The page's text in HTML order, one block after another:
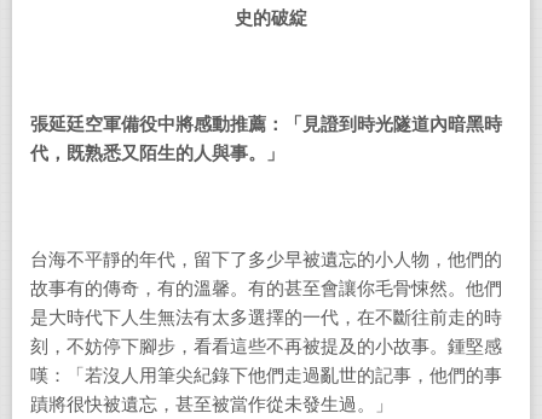
史的破綻
張延廷空軍備役中將感動推薦：「見證到時光隧道內暗黑時
代，既熟悉又陌生的人與事。」
台海不平靜的年代，留下了多少早被遺忘的小人物，他們的
故事有的傳奇，有的溫馨。有的甚至會讓你毛骨悚然。他們
是大時代下人生無法有太多選擇的一代，在不斷往前走的時
刻，不妨停下腳步，看看這些不再被提及的小故事。鍾堅感
嘆：「若沒人用筆尖紀錄下他們走過亂世的記事，他們的事
蹟將很快被遺忘，甚至被當作從未發生過。」